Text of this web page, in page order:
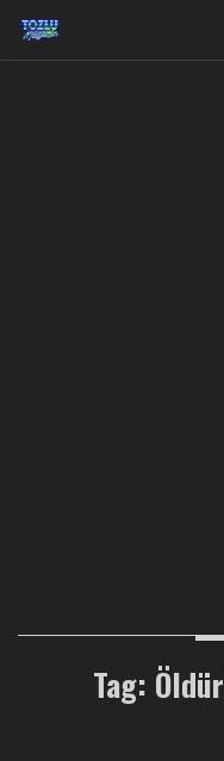
Tag: